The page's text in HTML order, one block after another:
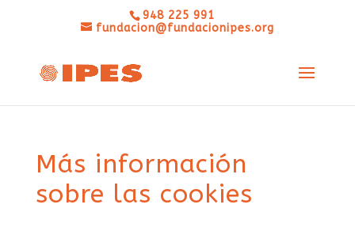
948 225 991
fundacion@fundacionipes.org
Más información
sobre las cookies